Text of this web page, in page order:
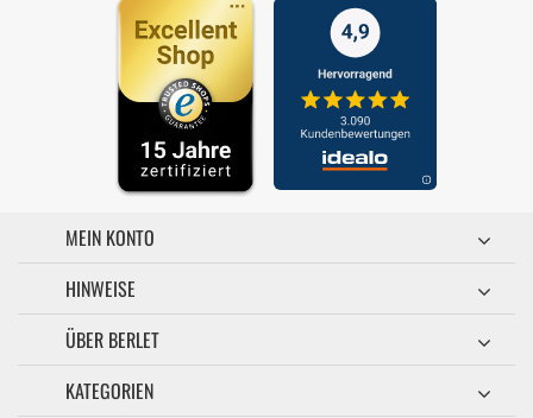
MEIN KONTO
HINWEISE
ÜBER BERLET
KATEGORIEN